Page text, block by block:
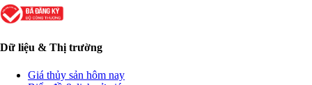
Dữ liệu & Thị trường
Giá thủy sản hôm nay